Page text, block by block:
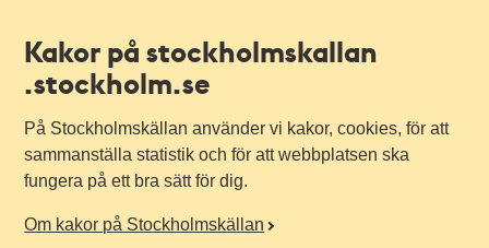
Kakor på stockholmskallan
.stockholm.se
På Stockholmskällan använder vi kakor, cookies, för att
sammanställa statistik och för att webbplatsen ska
fungera på ett bra sätt för dig.
Om kakor på Stockholmskällan